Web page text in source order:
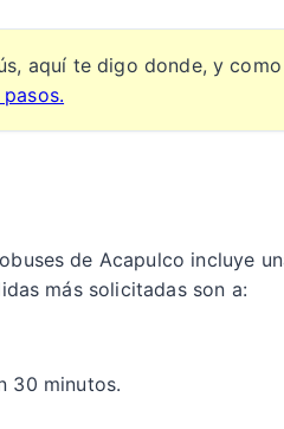
aquí te digo donde, y
de Acapulco incluye
más solicitadas son a:
30 minutos.